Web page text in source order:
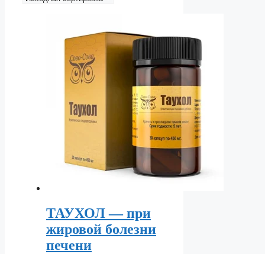
ТАУХОЛ — при
жировой болезни
печени